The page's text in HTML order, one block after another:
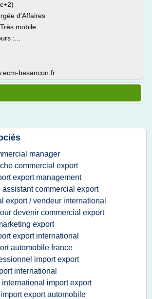
d'Affaires
mobile
:...
besancon.fr
manager
commercial export
export management
assistant commercial export
export / vendeur international
devenir commercial export
export
export international
automobile france
import export
international
international import export
export automobile